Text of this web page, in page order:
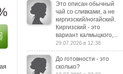
Это описан обычный
чай со сливками, а не
киргизский/ногайский.
Киргизский - это
вариант калмыцкого,...
29.07.2026 в 12:38
До готовности - это
сколько?